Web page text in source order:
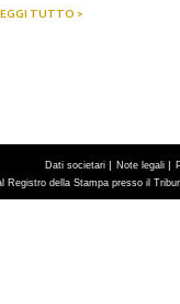
TUTTO >
Dati societari | Note legali |
della Stampa presso il